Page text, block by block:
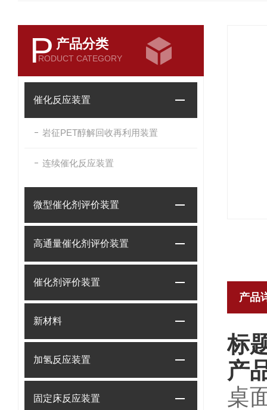
P 产品分类
RODUCT CATEGORY
催化反应装置
岩征PET醇解回收再利用装置
连续催化反应装置
微型催化剂评价装置
高通量催化剂评价装置
催化剂评价装置
新材料
加氢反应装置
固定床反应装置
产品
标
产
桌